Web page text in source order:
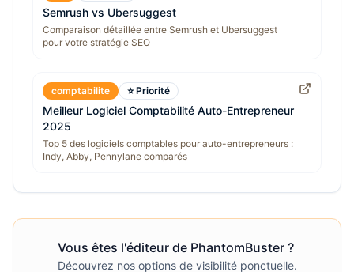
Semrush vs Ubersuggest
Comparaison détaillée entre Semrush et Ubersuggest
pour votre stratégie SEO
comptabilite ⭐ Priorité
Meilleur Logiciel Comptabilité Auto-Entrepreneur
2025
Top 5 des logiciels comptables pour auto-entrepreneurs :
Indy, Abby, Pennylane comparés
Vous êtes l'éditeur de PhantomBuster?
Découvrez nos options de visibilité ponctuelle.